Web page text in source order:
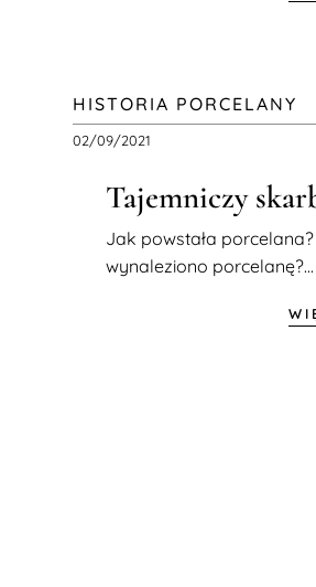
HISTORIA PORCELANY
02/09/2021
Tajemniczy
Jak powstała
wynaleziono porcelanę?...